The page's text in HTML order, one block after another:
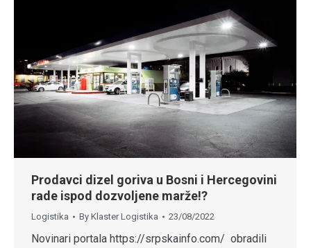
Prodavci dizel goriva u Bosni i Hercegovini
rade ispod dozvoljene marže!?
Logistika By Klaster Logistika 23/08/2022
Novinari portala https://srpskainfo.com/ obradili